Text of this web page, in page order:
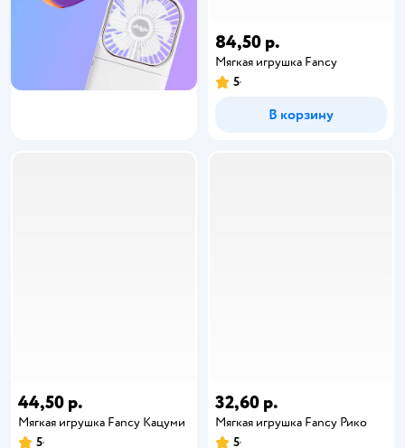
84,50 р.
Мягкая игрушка Fancy
5
В корзину
44,50 р.
Мягкая игрушка Fancy Кацуми
5
32,60 р.
Мягкая игрушка Fancy Рико
5